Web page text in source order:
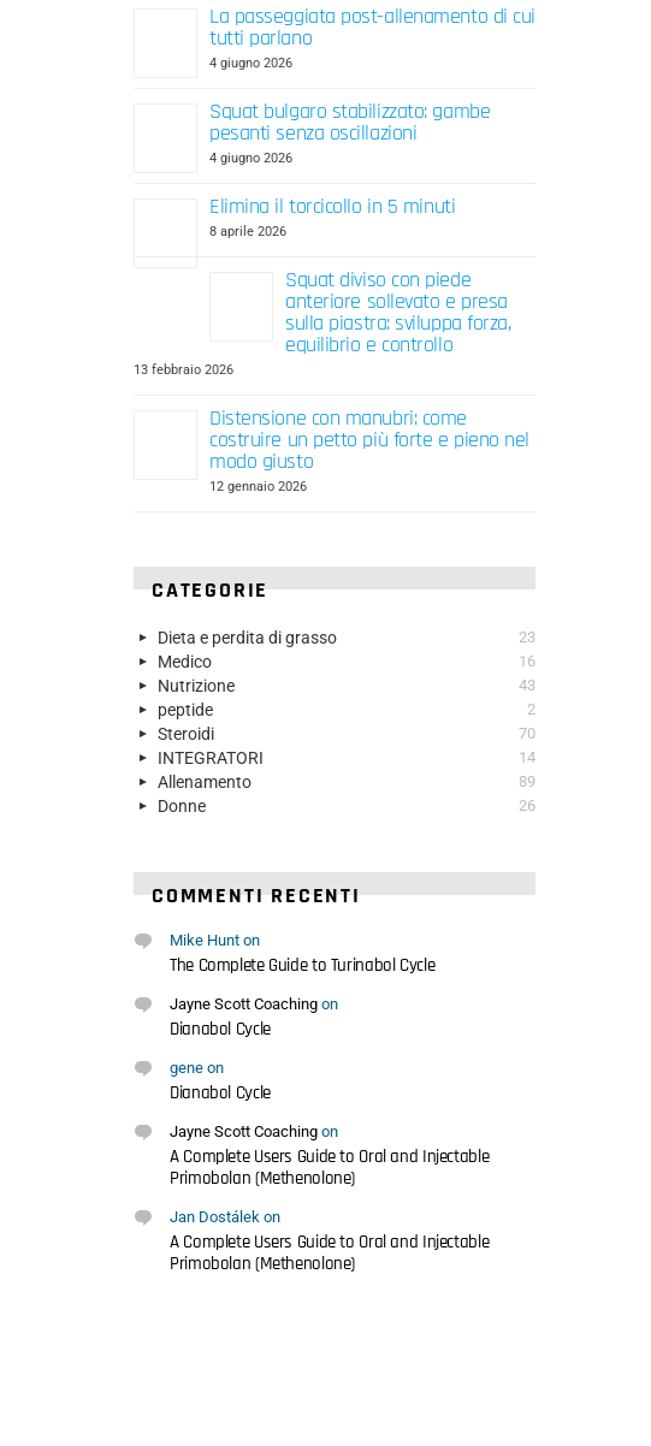
La passeggiata post-allenamento di cui
tutti parlano
4 giugno 2026
Squat bulgaro stabilizzato: gambe
pesanti senza oscillazioni
4 giugno 2026
Elimina il torcicollo in 5 minuti
8 aprile 2026
Squat diviso con piede
anteriore sollevato e presa
sulla piastra: sviluppa forza,
equilibrio e controllo
13 febbraio 2026
Distensione con manubri: come
costruire un petto più forte e pieno nel
modo giusto
12 gennaio 2026
CATEGORIE
Dieta e perdita di grasso 23
Medico 16
Nutrizione 43
peptide 2
Steroidi 70
INTEGRATORI 14
Allenamento 89
Donne 26
COMMENTI RECENTI
Mike Hunt on
The Complete Guide to Turinabol Cycle
Jayne Scott Coaching on
Dianabol Cycle
gene on
Dianabol Cycle
Jayne Scott Coaching on
A Complete Users Guide to Oral and Injectable
Primobolan (Methenolone)
Jan Dostálek on
A Complete Users Guide to Oral and Injectable
Primobolan (Methenolone)